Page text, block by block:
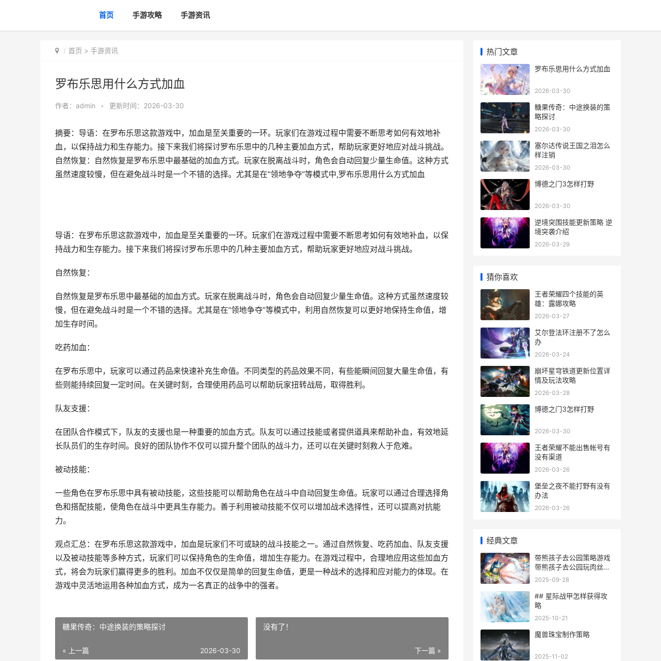
首页 手游攻略 手游资讯
首页 > 手游资讯
罗布乐思用什么方式加血
作者： admin • 更新时间：2026-03-30
摘要：导语：在罗布乐思这款游戏中，加血是至关重要的一环。玩家们在游戏过程中需要不断思考如何有效地补
血，以保持战力和生存能力。接下来我们将探讨罗布乐思中的几种主要加血方式，帮助玩家更好地应对战斗挑战。
自然恢复：自然恢复是罗布乐思中最基础的加血方式。玩家在脱离战斗时，角色会自动回复少量生命值。这种方式
虽然速度较慢，但在避免战斗时是一个不错的选择。尤其是在“领地争夺”等模式中,罗布乐思用什么方式加血
导语：在罗布乐思这款游戏中，加血是至关重要的一环。玩家们在游戏过程中需要不断思考如何有效地补血，以保
持战力和生存能力。接下来我们将探讨罗布乐思中的几种主要加血方式，帮助玩家更好地应对战斗挑战。
自然恢复：
自然恢复是罗布乐思中最基础的加血方式。玩家在脱离战斗时，角色会自动回复少量生命值。这种方式虽然速度较
慢，但在避免战斗时是一个不错的选择。尤其是在“领地争夺”等模式中，利用自然恢复可以更好地保持生命值，增
加生存时间。
吃药加血：
在罗布乐思中，玩家可以通过药品来快速补充生命值。不同类型的药品效果不同，有些能瞬间回复大量生命值，有
些则能持续回复一定时间。在关键时刻，合理使用药品可以帮助玩家扭转战局，取得胜利。
队友支援：
在团队合作模式下，队友的支援也是一种重要的加血方式。队友可以通过技能或者提供道具来帮助补血，有效地延
长队员们的生存时间。良好的团队协作不仅可以提升整个团队的战斗力，还可以在关键时刻救人于危难。
被动技能：
一些角色在罗布乐思中具有被动技能，这些技能可以帮助角色在战斗中自动回复生命值。玩家可以通过合理选择角
色和搭配技能，使角色在战斗中更具生存能力。善于利用被动技能不仅可以增加战术选择性，还可以提高对抗能
力。
观点汇总：在罗布乐思这款游戏中，加血是玩家们不可或缺的战斗技能之一。通过自然恢复、吃药加血、队友支援
以及被动技能等多种方式，玩家们可以保持角色的生命值，增加生存能力。在游戏过程中，合理地应用这些加血方
式，将会为玩家们赢得更多的胜利。加血不仅仅是简单的回复生命值，更是一种战术的选择和应对能力的体现。在
游戏中灵活地运用各种加血方式，成为一名真正的战争中的强者。
糖果传奇：中途换装的策略探讨
« 上一篇 2026-03-30
没有了！
下一篇 »
热门文章
罗布乐思用什么方式加血
2026-03-30
糖果传奇：中途换装的策
略探讨
2026-03-30
塞尔达传说王国之泪怎么
样注销
2026-03-30
博德之门3怎样打野
2026-03-30
逆境突围技能更新策略 逆
境突袭介绍
2026-03-29
猜你喜欢
王者荣耀四个技能的英
雄：露娜攻略
2026-03-27
艾尔登法环注册不了怎么
办
2026-03-24
崩坏星穹铁道更新位置详
情及玩法攻略
2026-03-28
博德之门3怎样打野
2026-03-30
王者荣耀不能出售帐号有
没有渠道
2026-03-26
堡垒之夜不能打野有没有
办法
2026-03-26
经典文章
带熊孩子去公园策略游戏
带熊孩子去公园玩肉丝脚
百家号
2025-09-28
## 星际战甲怎样获得攻
略
2025-10-21
魔兽珠宝制作策略
2025-11-02